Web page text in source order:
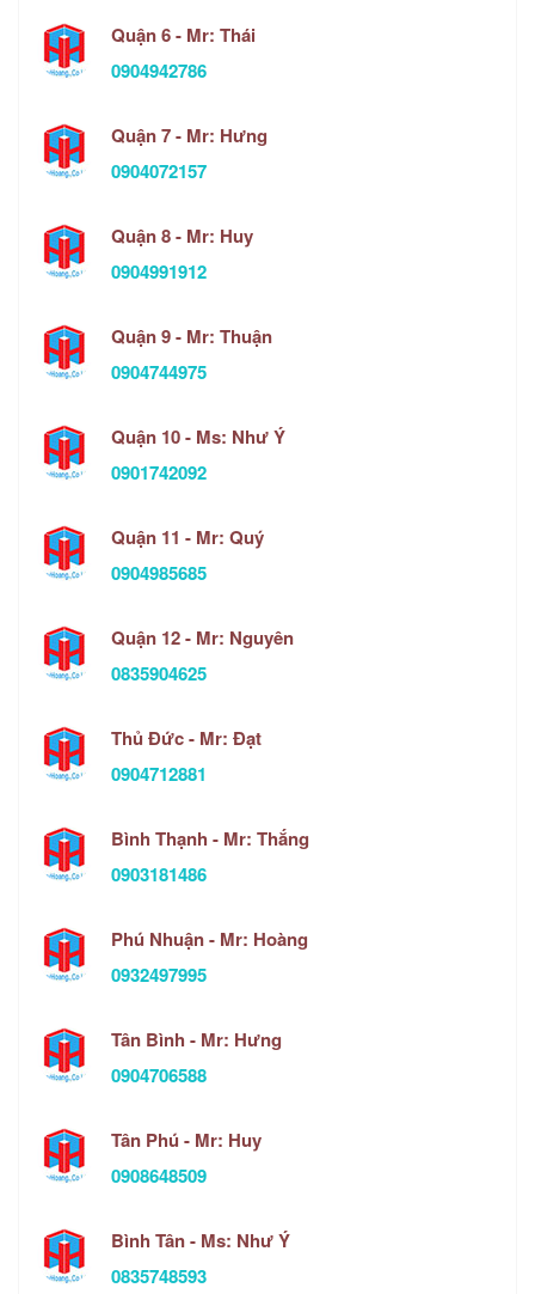
Quận 6 - Mr: Thái
0904942786
Quận 7 - Mr: Hưng
0904072157
Quận 8 - Mr: Huy
0904991912
Quận 9 - Mr: Thuận
0904744975
Quận 10 - Ms: Như Ý
0901742092
Quận 11 - Mr: Quý
0904985685
Quận 12 - Mr: Nguyên
0835904625
Thủ Đức - Mr: Đạt
0904712881
Bình Thạnh - Mr: Thắng
0903181486
Phú Nhuận - Mr: Hoàng
0932497995
Tân Bình - Mr: Hưng
0904706588
Tân Phú - Mr: Huy
0908648509
Bình Tân - Ms: Như Ý
0835748593